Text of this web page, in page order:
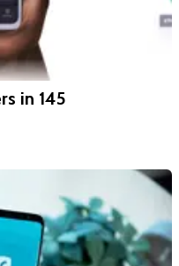
in 145